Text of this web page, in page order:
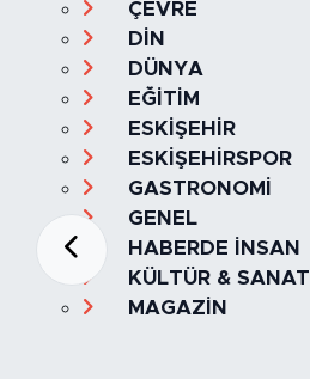
ÇEVRE
DİN
DÜNYA
EĞİTİM
ESKİŞEHİR
ESKİŞEHİRSPOR
GASTRONOMİ
GENEL
HABERDE İNSAN
KÜLTÜR & SANAT
MAGAZİN